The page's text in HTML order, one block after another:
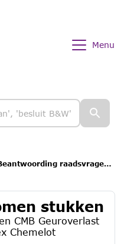
Menu
raadsvragen CMB Geuroverlast omgeving industriecomplex Chemelot Recyclingbedrijf CeDo
stukken
CMB Geuroverlast
Chemelot